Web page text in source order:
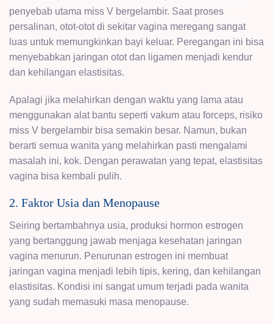
penyebab utama miss V bergelambir. Saat proses
persalinan, otot-otot di sekitar vagina meregang sangat
luas untuk memungkinkan bayi keluar. Peregangan ini bisa
menyebabkan jaringan otot dan ligamen menjadi kendur
dan kehilangan elastisitas.
Apalagi jika melahirkan dengan waktu yang lama atau
menggunakan alat bantu seperti vakum atau forceps, risiko
miss V bergelambir bisa semakin besar. Namun, bukan
berarti semua wanita yang melahirkan pasti mengalami
masalah ini, kok. Dengan perawatan yang tepat, elastisitas
vagina bisa kembali pulih.
2. Faktor Usia dan Menopause
Seiring bertambahnya usia, produksi hormon estrogen
yang bertanggung jawab menjaga kesehatan jaringan
vagina menurun. Penurunan estrogen ini membuat
jaringan vagina menjadi lebih tipis, kering, dan kehilangan
elastisitas. Kondisi ini sangat umum terjadi pada wanita
yang sudah memasuki masa menopause.